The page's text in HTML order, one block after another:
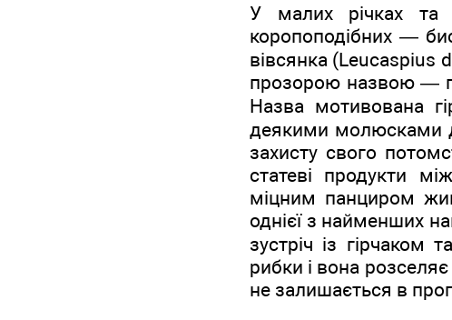
У малих річках та
коропоподібних —
вівсянка (Leucaspius
прозорою назвою —
Назва мотивована
деякими молюсками
захисту свого
статеві продукти
міцним панциром
однієї з найменших
зустріч із
рибки і вона
не залишається в